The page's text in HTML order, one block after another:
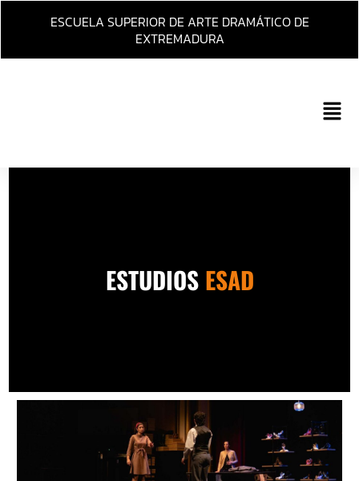
Ir
ESCUELA SUPERIOR DE ARTE DRAMÁTICO DE
EXTREMADURA
Main
ESTUDIOS ESAD